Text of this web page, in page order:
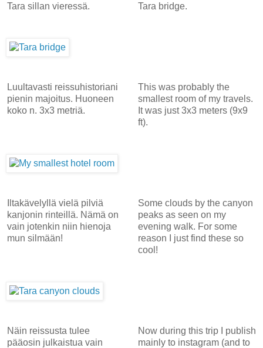
Tara sillan vieressä.
Tara bridge.
Luultavasti reissuhistoriani
pienin majoitus. Huoneen
koko n. 3x3 metriä.
This was probably the
smallest room of my travels.
It was just 3x3 meters (9x9
ft).
Iltakävelyllä vielä pilviä
kanjonin rinteillä. Nämä on
vain jotenkin niin hienoja
mun silmään!
Some clouds by the canyon
peaks as seen on my
evening walk. For some
reason I just find these so
cool!
Näin reissusta tulee
pääosin julkaistua vain
Now during this trip I publish
mainly to instagram (and to